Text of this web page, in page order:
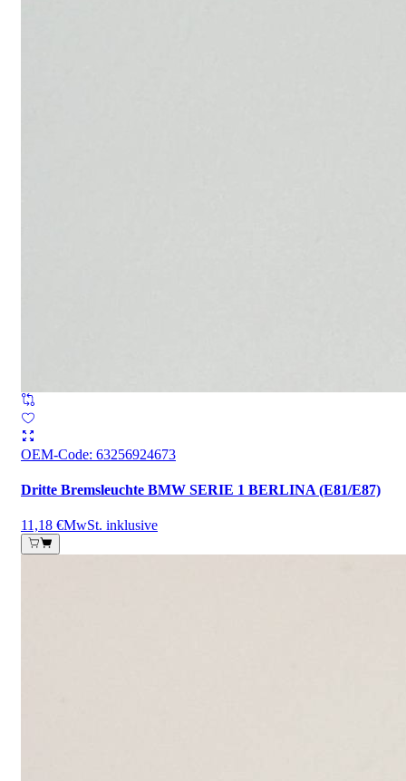
OEM-Code: 63256924673
Dritte Bremsleuchte BMW SERIE 1 BERLINA (E81/E87)
11,18 €MwSt. inklusive